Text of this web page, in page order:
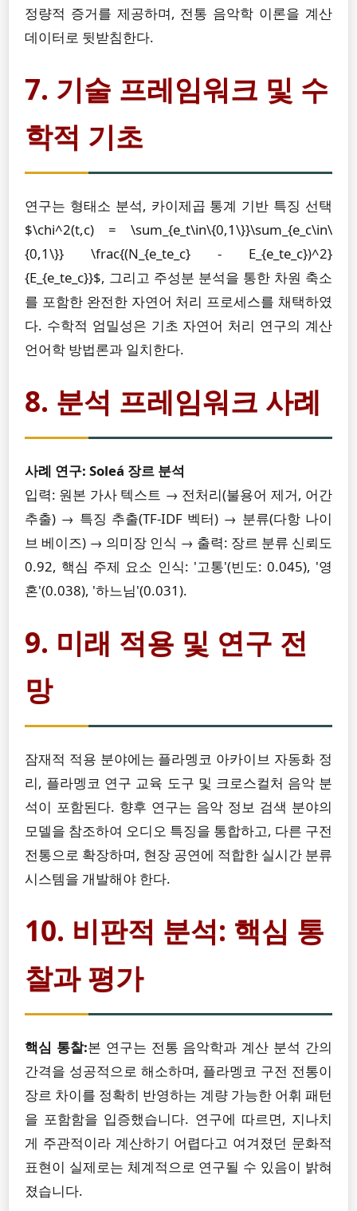
정량적 증거를 제공하며, 전통 음악학 이론을 계산
데이터로 뒷받침한다.
7. 기술 프레임워크 및 수
학적 기초
연구는 형태소 분석, 카이제곱 통계 기반 특징 선택
$\chi^2(t,c) = \sum_{e_t\in\{0,1\}}\sum_{e_c\in\
{0,1\}} \frac{(N_{e_te_c} - E_{e_te_c})^2}
{E_{e_te_c}}$, 그리고 주성분 분석을 통한 차원 축소
를 포함한 완전한 자연어 처리 프로세스를 채택하였
다. 수학적 엄밀성은 기초 자연어 처리 연구의 계산
언어학 방법론과 일치한다.
8. 분석 프레임워크 사례
사례 연구: Soleá 장르 분석
입력: 원본 가사 텍스트 → 전처리(불용어 제거, 어간
추출) → 특징 추출(TF-IDF 벡터) → 분류(다항 나이
브 베이즈) → 의미장 인식 → 출력: 장르 분류 신뢰도
0.92, 핵심 주제 요소 인식: '고통'(빈도: 0.045), '영
혼'(0.038), '하느님'(0.031).
9. 미래 적용 및 연구 전
망
잠재적 적용 분야에는 플라멩코 아카이브 자동화 정
리, 플라멩코 연구 교육 도구 및 크로스컬처 음악 분
석이 포함된다. 향후 연구는 음악 정보 검색 분야의
모델을 참조하여 오디오 특징을 통합하고, 다른 구전
전통으로 확장하며, 현장 공연에 적합한 실시간 분류
시스템을 개발해야 한다.
10. 비판적 분석: 핵심 통
찰과 평가
핵심 통찰:본 연구는 전통 음악학과 계산 분석 간의
간격을 성공적으로 해소하며, 플라멩코 구전 전통이
장르 차이를 정확히 반영하는 계량 가능한 어휘 패턴
을 포함함을 입증했습니다. 연구에 따르면, 지나치
게 주관적이라 계산하기 어렵다고 여겨졌던 문화적
표현이 실제로는 체계적으로 연구될 수 있음이 밝혀
졌습니다.